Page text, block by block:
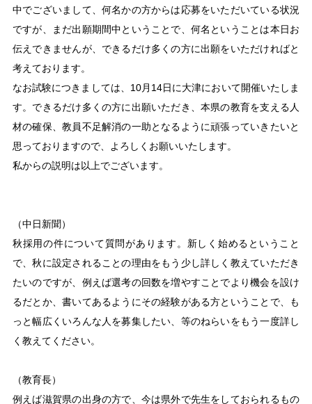
中でございまして、何名かの方からは応募をいただいている状況
ですが、まだ出願期間中ということで、何名ということは本日お
伝えできませんが、できるだけ多くの方に出願をいただければと
考えております。
なお試験につきましては、10月14日に大津において開催いたしま
す。できるだけ多くの方に出願いただき、本県の教育を支える人
材の確保、教員不足解消の一助となるように頑張っていきたいと
思っておりますので、よろしくお願いいたします。
私からの説明は以上でございます。
（中日新聞）
秋採用の件について質問があります。新しく始めるということ
で、秋に設定されることの理由をもう少し詳しく教えていただき
たいのですが、例えば選考の回数を増やすことでより機会を設け
るだとか、書いてあるようにその経験がある方ということで、も
っと幅広くいろんな人を募集したい、等のねらいをもう一度詳し
く教えてください。
（教育長）
例えば滋賀県の出身の方で、今は県外で先生をしておられるもの